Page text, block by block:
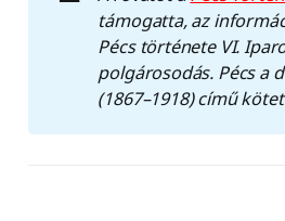
támogatta, az
Pécs története VI.
polgárosodás. Pécs a
(1867–1918) című